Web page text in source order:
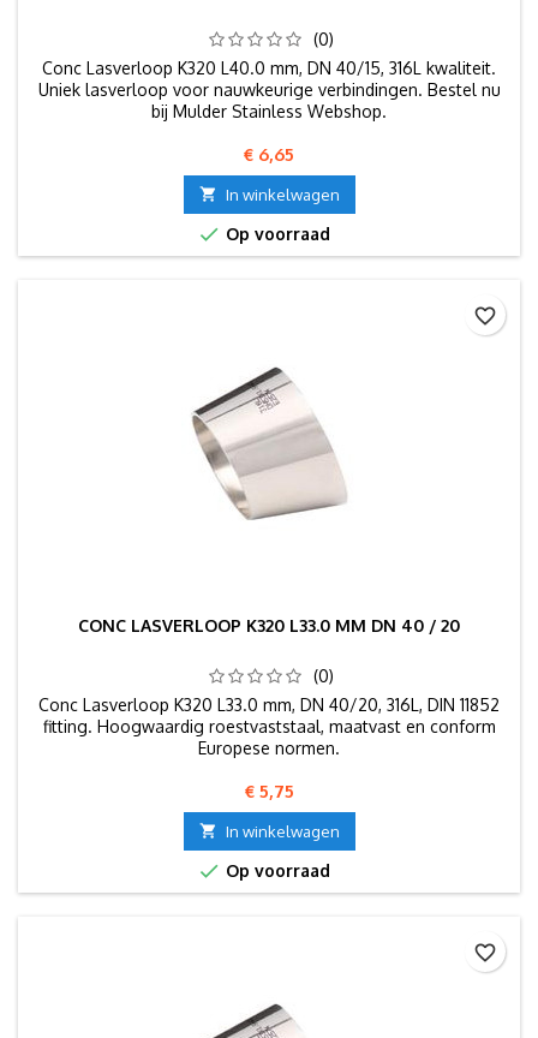
(0)
Conc Lasverloop K320 L40.0 mm, DN 40/15, 316L kwaliteit.
Uniek lasverloop voor nauwkeurige verbindingen. Bestel nu
bij Mulder Stainless Webshop.
Prijs
€ 6,65
 In winkelwagen
 Op voorraad
CONC LASVERLOOP K320 L33.0 MM DN 40 / 20
(0)
Conc Lasverloop K320 L33.0 mm, DN 40/20, 316L, DIN 11852
fitting. Hoogwaardig roestvaststaal, maatvast en conform
Europese normen.
Prijs
€ 5,75
 In winkelwagen
 Op voorraad
favorite_border
favorite_border